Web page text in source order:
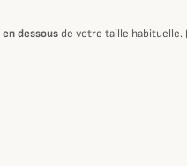
en dessousde votre taille habituelle.